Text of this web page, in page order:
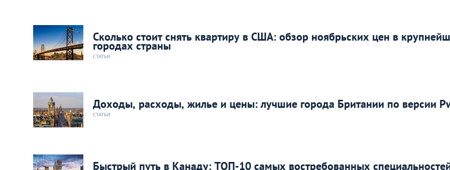
Сколько стоит снять квартиру в США: обзор ноябрьских цен в
городах страны
СТАТЬИ
Доходы, расходы, жилье и цены: лучшие города Британии по версии
СТАТЬИ
Быстрый путь в Канаду: ТОП-10 самых востребованных